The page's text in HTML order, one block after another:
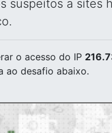
suspeitos a sites
o acesso do IP
ao desafio abaixo.